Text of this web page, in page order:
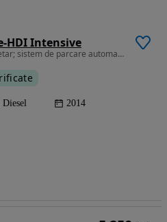
HDI Intensive
1560 cm3 • 116 CP • unic proprietar; sistem de parcare automat; consum redus 5,4 l/100km
Diesel 2014